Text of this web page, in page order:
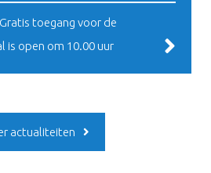
toegang voor de
open om 10.00 uur
actualiteiten